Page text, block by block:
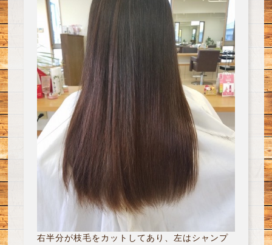
右半分が枝毛をカットしてあり、左はシャンプ